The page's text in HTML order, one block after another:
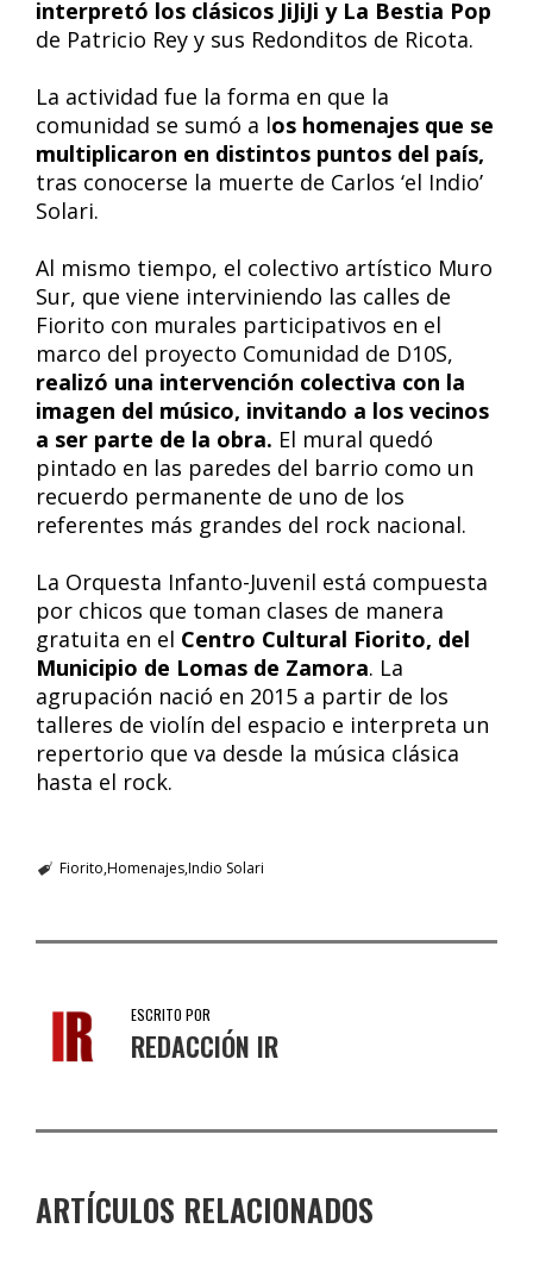
interpretó los clásicos JiJiJi y La Bestia Pop
de Patricio Rey y sus Redonditos de Ricota.
La actividad fue la forma en que la
comunidad se sumó a los homenajes que se
multiplicaron en distintos puntos del país,
tras conocerse la muerte de Carlos ‘el Indio’
Solari.
Al mismo tiempo, el colectivo artístico Muro
Sur, que viene interviniendo las calles de
Fiorito con murales participativos en el
marco del proyecto Comunidad de D10S,
realizó una intervención colectiva con la
imagen del músico, invitando a los vecinos
a ser parte de la obra. El mural quedó
pintado en las paredes del barrio como un
recuerdo permanente de uno de los
referentes más grandes del rock nacional.
La Orquesta Infanto-Juvenil está compuesta
por chicos que toman clases de manera
gratuita en el Centro Cultural Fiorito, del
Municipio de Lomas de Zamora. La
agrupación nació en 2015 a partir de los
talleres de violín del espacio e interpreta un
repertorio que va desde la música clásica
hasta el rock.
Fiorito HomenajesIndio Solari
ESCRITO POR
REDACCIÓN IR
ARTÍCULOS RELACIONADOS